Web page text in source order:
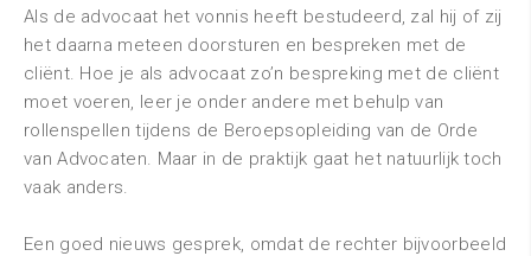
Als de advocaat het vonnis heeft bestudeerd, zal hij of zij
het daarna meteen doorsturen en bespreken met de
cliënt. Hoe je als advocaat zo’n bespreking met de cliënt
moet voeren, leer je onder andere met behulp van
rollenspellen tijdens de Beroepsopleiding van de Orde
van Advocaten. Maar in de praktijk gaat het natuurlijk toch
vaak anders.
Een goed nieuws gesprek, omdat de rechter bijvoorbeeld